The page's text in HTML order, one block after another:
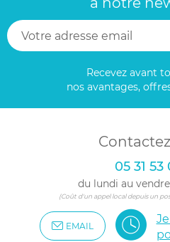
Recevez avant
nos avantages,
05 31 53
du lundi au
(Coût d'un appel local depuis un
EMAIL